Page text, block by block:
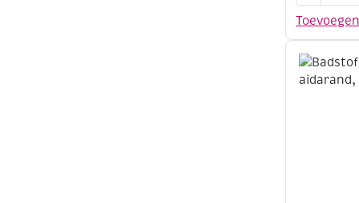
Toevoegen
met
50x100cm,
gebroken
wit